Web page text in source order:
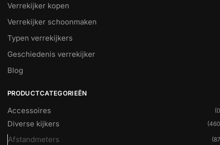
Verrekijker kopen
Verrekijker schoonmaken
Typen verrekijkers
Geschiedenis verrekijker
Blog
PRODUCTCATEGORIEËN
Accessoires
Diverse kijkers
Afstandmeters